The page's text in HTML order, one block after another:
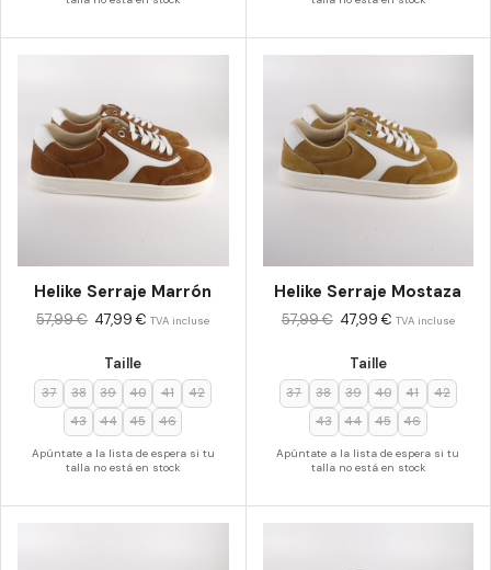
Helike Serraje Marrón
Taille
37 38 39 40 41
42
43
44 45 46
Apúntate a la lista de espera si tu
talla no está en stock
57,99€ 47,99€ TVA incluse
Helike Serraje Mostaza
Taille
37 38 39 40 41
42
43
44 45 46
Apúntate a la lista de espera si tu
talla no está en stock
57,99€ 47,99€ TVA incluse